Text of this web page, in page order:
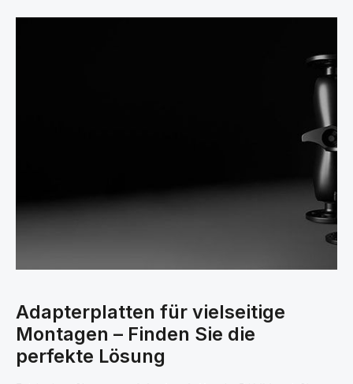
Adapterplatten für vielseitige
Montagen – Finden Sie die
perfekte Lösung